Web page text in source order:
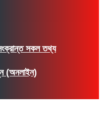
সকল তথ্য
(অনলাইন)